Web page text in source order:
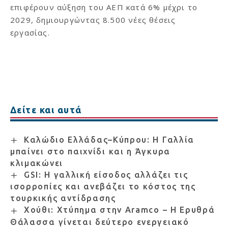
επιφέρουν αύξηση του ΑΕΠ κατά 6% μέχρι το
2029, δημιουργώντας 8.500 νέες θέσεις
εργασίας.
Δείτε και αυτά
Καλώδιο Ελλάδας–Κύπρου: Η Γαλλία
μπαίνει στο παιχνίδι και η Άγκυρα
κλιμακώνει
GSI: Η γαλλική είσοδος αλλάζει τις
ισορροπίες και ανεβάζει το κόστος της
τουρκικής αντίδρασης
Χούθι: Χτύπημα στην Aramco – Η Ερυθρά
Θάλασσα γίνεται δεύτερο ενεργειακό